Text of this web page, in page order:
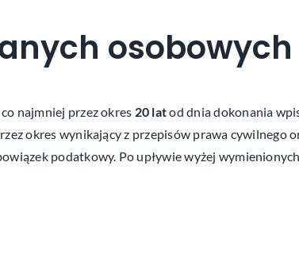
osobowych
najmniej przez okres 20 latod dnia dokonania
okres wynikający z przepisów prawa cywilnego
podatkowy. Po upływie wyżej